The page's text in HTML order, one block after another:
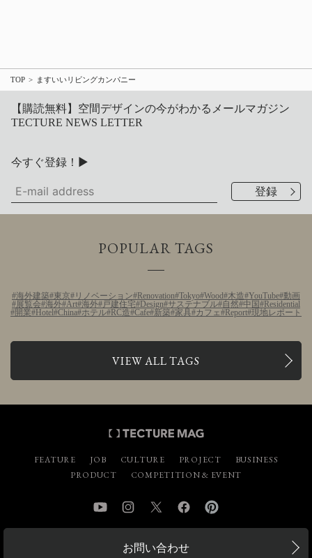
TOP ますいいリビングカンパニー
【購読無料】空間デザインの今がわかるメールマガジン
TECTURE NEWS LETTER
今すぐ登録！▶
POPULAR TAGS
海外建築 東京 リノベーション Renovation Tokyo Wood 木造 YouTube 動画
展覧会 海外 Art 海外 戸建住宅 Design サステナブル 自然 中国
Residential
開業
Hotel China ホテル RC造 Cafe 新築 家具 カフェ Report 現地レポート
VIEW ALL TAGS
FEATURE JOB CULTURE PROJECT
BUSINESS
PRODUCT
COMPETITION & EVENT
YouTube InstagramTwitter Facebook
お問い合わせ